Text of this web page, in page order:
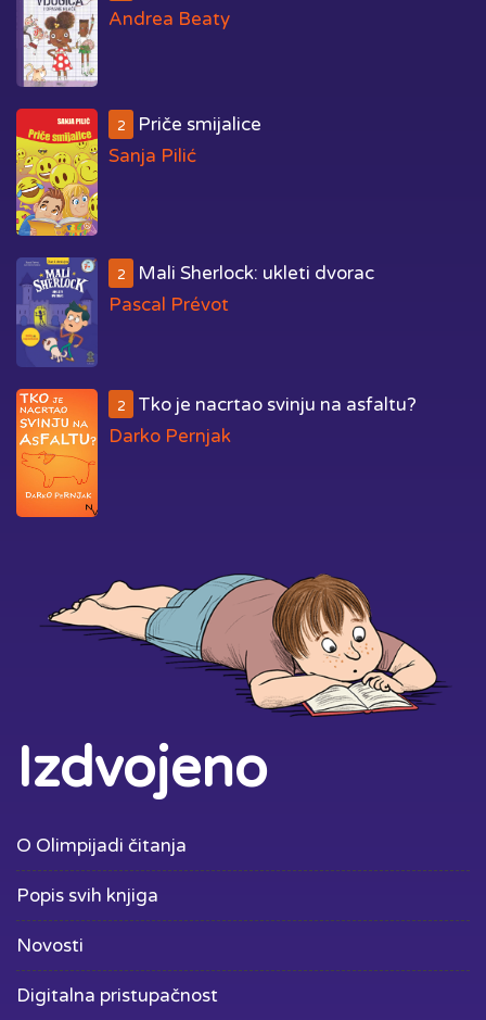
Andrea Beaty
2
Priče smijalice
Sanja Pilić
2
Mali Sherlock: ukleti dvorac
Pascal Prévot
2
Tko je nacrtao svinju na asfaltu?
Darko Pernjak
Izdvojeno
O Olimpijadi čitanja
Popis svih knjiga
Novosti
Digitalna pristupačnost